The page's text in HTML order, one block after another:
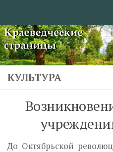
КУЛЬТУРА
До Октябрьской